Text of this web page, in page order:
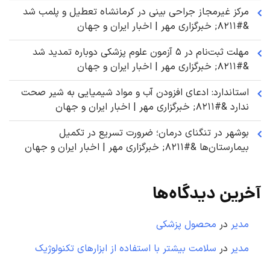
مرکز غیرمجاز جراحی بینی در کرمانشاه تعطیل و پلمب شد
&#۸۲۱۱; خبرگزاری مهر | اخبار ایران و جهان
مهلت ثبت‌نام در ۵ آزمون علوم پزشکی دوباره تمدید شد
&#۸۲۱۱; خبرگزاری مهر | اخبار ایران و جهان
استاندارد: ادعای افزودن آب و مواد شیمیایی به شیر صحت
ندارد &#۸۲۱۱; خبرگزاری مهر | اخبار ایران و جهان
بوشهر در تنگنای درمان؛ ضرورت تسریع در تکمیل
بیمارستان‌ها &#۸۲۱۱; خبرگزاری مهر | اخبار ایران و جهان
آخرین دیدگاه‌ها
مدیر در محصول پزشکی
مدیر در سلامت بیشتر با استفاده از ابزارهای تکنولوژیک